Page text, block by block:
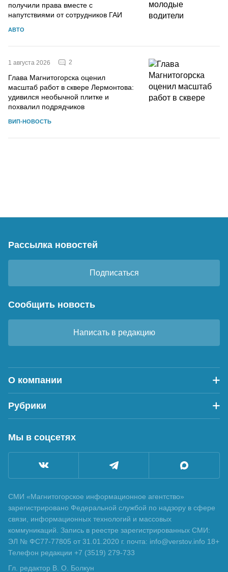
получили права вместе с
напутствиями от сотрудников ГАИ
АВТО
1 августа 2026 2
Глава Магнитогорска оценил
масштаб работ в сквере Лермонтова:
удивился необычной плитке и
похвалил подрядчиков
ВИП-НОВОСТЬ
Рассылка новостей
Подписаться
Сообщить новость
Написать в редакцию
О компании
Рубрики
Мы в соцсетях
СМИ «Магнитогорское информационное агентство»
зарегистрировано Федеральной службой по надзору в сфере
связи, информационных технологий и массовых
коммуникаций. Запись в реестре зарегистрированных СМИ:
ЭЛ № ФС77-77805 от 31.01.2020 г. почта: info@verstov.info 18+
Телефон редакции +7 (3519) 279-733
Гл. редактор В. О. Болкун